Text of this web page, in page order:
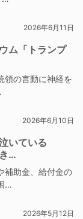
2026年6月11日
ム「トランプ
の言動に神経を
2026年6月10日
いている
…
補助金、給付金の
…
2026年5月12日